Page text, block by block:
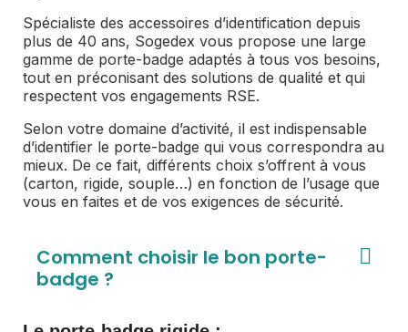
Spécialiste des accessoires d’identification depuis
plus de 40 ans, Sogedex vous propose une large
gamme de porte-badge adaptés à tous vos besoins,
tout en préconisant des solutions de qualité et qui
respectent vos engagements RSE.
Selon votre domaine d’activité, il est indispensable
d’identifier le porte-badge qui vous correspondra au
mieux. De ce fait, différents choix s’offrent à vous
(carton, rigide, souple…) en fonction de l’usage que
vous en faites et de vos exigences de sécurité.
Comment choisir le bon porte-
badge ?